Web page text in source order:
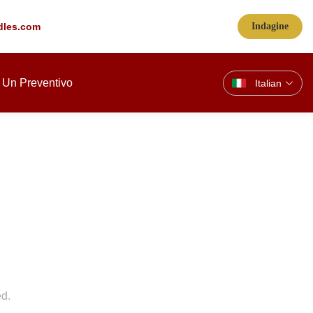
Indagine
Preventivo Italian